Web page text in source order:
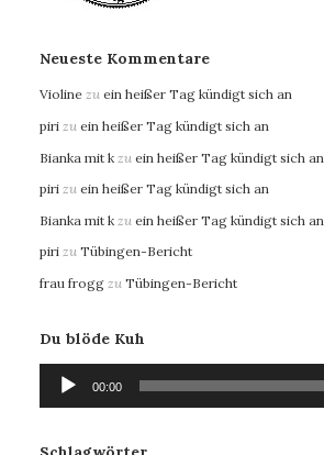
Neueste Kommentare
Violine zu ein heißer Tag kündigt sich an
piri zu ein heißer Tag kündigt sich an
Bianka mit k zu ein heißer Tag kündigt sich an
piri zu ein heißer Tag kündigt sich an
Bianka mit k zu ein heißer Tag kündigt sich an
piri zu Tübingen-Bericht
frau frogg zu Tübingen-Bericht
Du blöde Kuh
Audio-
Player
00:00